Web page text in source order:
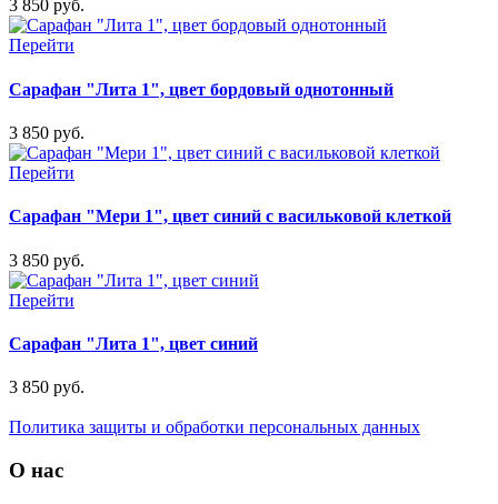
3 850 руб.
Перейти
Сарафан "Лита 1", цвет бордовый однотонный
3 850 руб.
Перейти
Сарафан "Мери 1", цвет синий с васильковой клеткой
3 850 руб.
Перейти
Сарафан "Лита 1", цвет синий
3 850 руб.
Политика защиты и обработки персональных данных
О нас